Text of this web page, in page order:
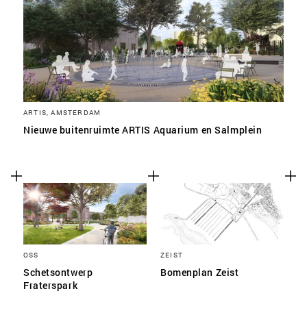
ARTIS, AMSTERDAM
Nieuwe buitenruimte ARTIS Aquarium en Salmplein
OSS
Schetsontwerp
Fraterspark
ZEIST
Bomenplan Zeist